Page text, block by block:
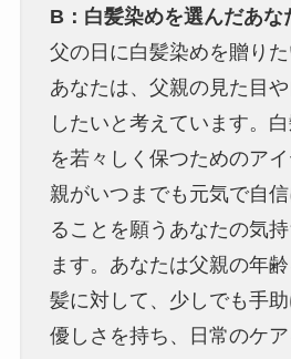
B：白髪染めを選んだあな
父の日に白髪染めを贈り
あなたは、父親の見た目
したいと考えています。
を若々しく保つためのア
親がいつまでも元気で自
ることを願うあなたの気
ます。あなたは父親の年
髪に対して、少しでも手
優しさを持ち、日常のケ